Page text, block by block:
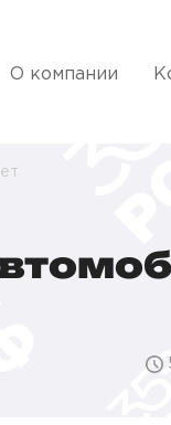
О компании